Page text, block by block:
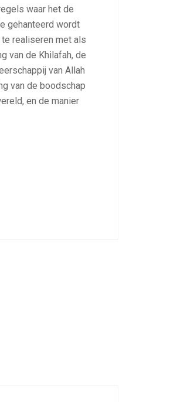
waar het de
gehanteerd wordt
realiseren met als
van de Khilafah, de
van Allah
en de manier